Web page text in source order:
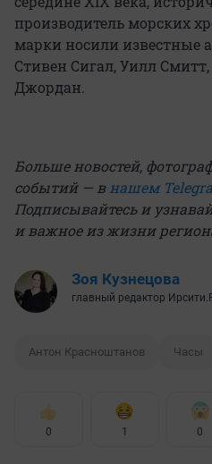
производитель морских
марки носили известные
Стивен Сигал, Уилл
Джордан.
Больше новостей,
событий — внашем
Подписывайтесь и
и важное из жизни
Зоя Кузнецова
главный редактор
Антон Красноштанов Часы
0 1 0